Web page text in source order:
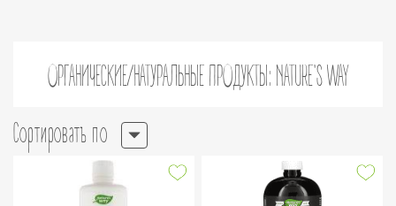
ОРГАНИЧЕСКИЕ/НАТУРАЛЬНЫЕ ПРОДУКТЫ: NATURE'S WAY
Сортировать по